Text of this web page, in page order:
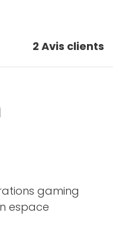
2 Avis clients
gaming
espace